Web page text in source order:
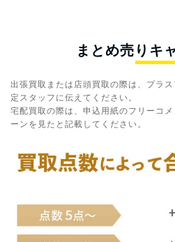
まとめ売りキ
出張買取または店頭買取の際は、プラ
定スタッフに伝えてください。
宅配買取の際は、申込用紙のフリーコ
ーンを見たと記載してください。